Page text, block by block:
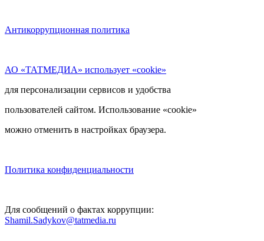
Антикоррупционная политика
АО «ТАТМЕДИА» использует «cookie»
для персонализации сервисов и удобства
пользователей сайтом. Использование «cookie»
можно отменить в настройках браузера.
Политика конфиденциальности
Для сообщений о фактах коррупции:
Shamil.Sadykov@tatmedia.ru